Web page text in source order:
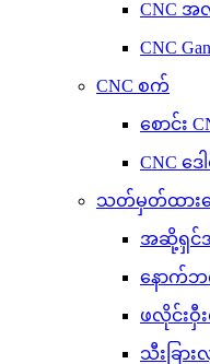
CNC အ
CNC
CNC စက်
စောင်း
CNC ဒ
သတ်မှတ်ထား
အဆို့ရှင်
နောက်
ဖလိုင်း
သီးခြာ